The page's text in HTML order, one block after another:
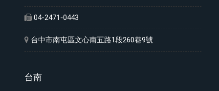
04-2471-0443
台中市南屯區文心南五路1段260巷9號
台南